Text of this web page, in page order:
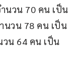
นวน 70 คน เป็น
นวน 78 คน เป็น
น 64 คน เป็น